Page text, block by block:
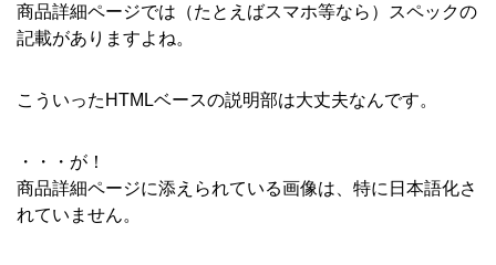
商品詳細ページでは（たとえばスマホ等なら）スペックの
記載がありますよね。
こういったHTMLベースの説明部は大丈夫なんです。
・・・が！
商品詳細ページに添えられている画像は、特に日本語化さ
れていません。